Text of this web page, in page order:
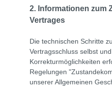
2. Informationen zum
Vertrages
Die technischen Schritte
Vertragsschluss selbst
Korrekturmöglichkeiten
Regelungen
unserer Allgemeinen